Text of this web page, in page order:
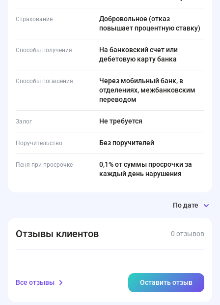
Страхование
Добровольное (отказ
повышает процентную ставку)
Способы получения
На банковский счет или
дебетовую карту банка
Способы погашения
Через мобильный банк, в
отделениях, межбанковским
переводом
Залог Не требуется
Поручительство Без поручителей
Пеня при просрочке
0,1% от суммы просрочки за
каждый день нарушения
По дате
Отзывы клиентов 0 отзывов
Все отзывы Оставить отзыв